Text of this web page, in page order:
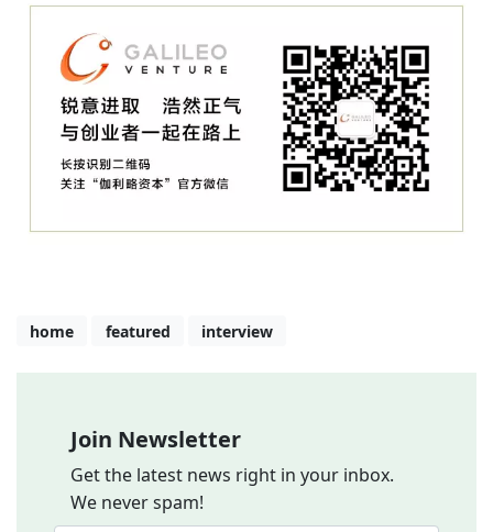
home featured interview
Join Newsletter
Get the latest news right in your inbox.
We never spam!